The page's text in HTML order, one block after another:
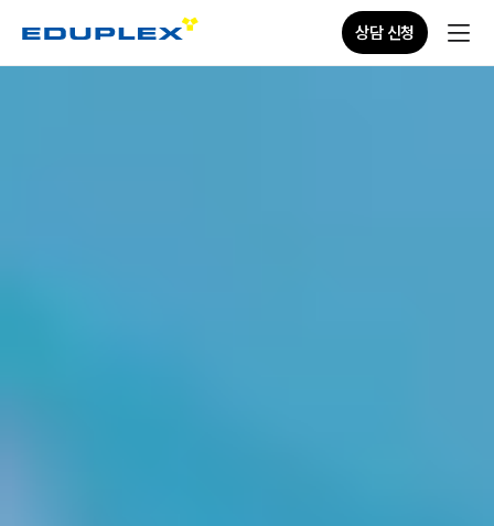
상담 신청